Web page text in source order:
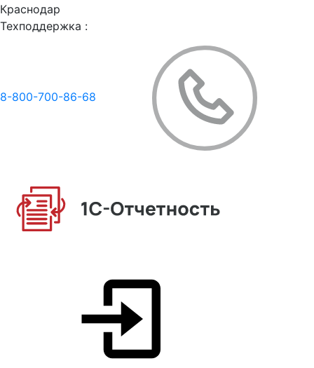
Краснодар
Техподдержка :
8-800-700-86-68